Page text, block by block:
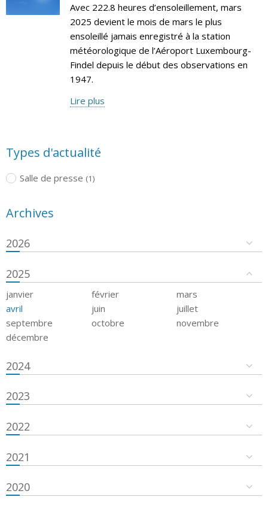
Avec 222.8 heures d’ensoleillement, mars
2025 devient le mois de mars le plus
ensoleillé jamais enregistré à la station
météorologique de l’Aéroport Luxembourg-
Findel depuis le début des observations en
1947.
Lire plus
Types d'actualité
Salle de presse (1)
Archives
2026
2025
janvier février
mars
avril
juin
juillet
septembre
octobre
novembre
décembre
2024
2023
2022
2021
2020